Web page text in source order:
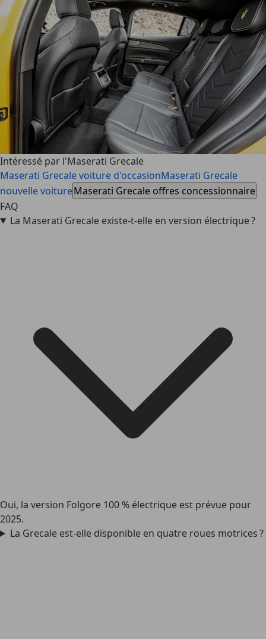
Intéressé par l'Maserati Grecale
Maserati Grecale voiture d'occasionMaserati Grecale
nouvelle voitureMaserati Grecale offres concessionnaire
FAQ
La Maserati Grecale existe-t-elle en version électrique ?
Oui, la version Folgore 100 % électrique est prévue pour
2025.
La Grecale est-elle disponible en quatre roues motrices ?